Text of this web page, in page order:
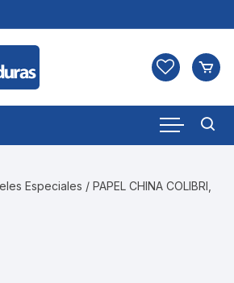
Especiales / PAPEL CHINA COLIBRI,